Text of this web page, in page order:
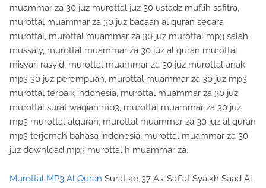
muammar za 30 juz murottal juz 30 ustadz muflih safitra,
murottal muammar za 30 juz bacaan al quran secara
murottal, murottal muammar za 30 juz murottal mp3 salah
mussaly, murottal muammar za 30 juz al quran murottal
misyari rasyid, murottal muammar za 30 juz murottal anak
mp3 30 juz perempuan, murottal muammar za 30 juz mp3
murottal terbaik indonesia, murottal muammar za 30 juz
murottal surat waqiah mp3, murottal muammar za 30 juz
mp3 murottal alquran, murottal muammar za 30 juz al quran
mp3 terjemah bahasa indonesia, murottal muammar za 30
juz download mp3 murottal h muammar za.
Murottal MP3 Al Quran Surat ke-37 As-Saffat Syaikh Saad Al